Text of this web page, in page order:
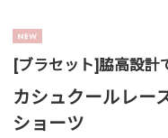
[ブラセット]脇高設計
カシュクールレー
ショーツ